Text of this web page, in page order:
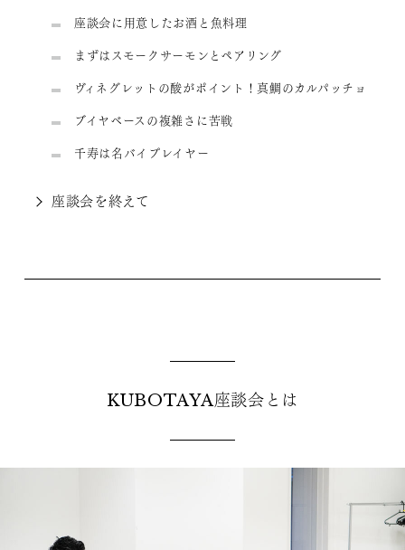
座談会に用意したお酒と魚料理
まずはスモークサーモンとペアリング
ヴィネグレットの酸がポイント！真鯛のカルパッチョ
ブイヤベースの複雑さに苦戦
千寿は名バイプレイヤー
座談会を終えて
KUBOTAYA座談会とは